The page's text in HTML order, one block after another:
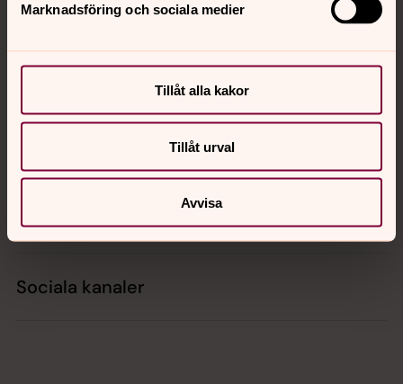
Marknadsföring och sociala medier
Tillåt alla kakor
Tillåt urval
Avvisa
Hitta snabbt
Sociala kanaler